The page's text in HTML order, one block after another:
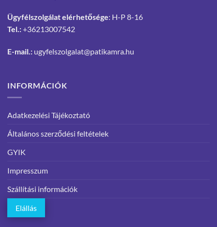
Ügyfélszolgálat elérhetősége: H-P 8-16
Tel.:+36213007542
E-mail.: ugyfelszolgalat@patikamra.hu
INFORMÁCIÓK
Adatkezelési Tájékoztató
Általános szerződési feltételek
GYIK
Impresszum
Szállítási információk
Elállás